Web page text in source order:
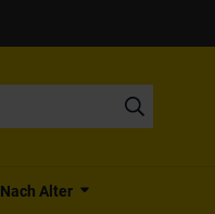
Nach Alter